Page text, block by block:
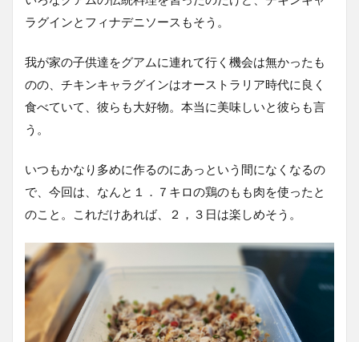
ラグインとフィナデニソースもそう。
我が家の子供達をグアムに連れて行く機会は無かったも
のの、チキンキャラグインはオーストラリア時代に良く
食べていて、彼らも大好物。本当に美味しいと彼らも言
う。
いつもかなり多めに作るのにあっという間になくなるの
で、今回は、なんと１．７キロの鶏のもも肉を使ったと
のこと。これだけあれば、２，３日は楽しめそう。